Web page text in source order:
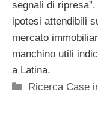
segnali di
ipotesi attendibili
mercato
manchino utili
a Latina.
Categorie
Ricerca Case